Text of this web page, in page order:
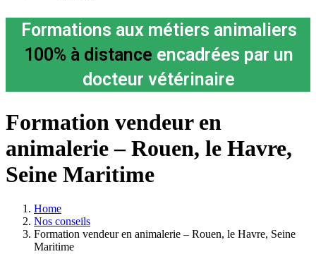
Formations aux métiers animaliers
100% à distance encadrées par un
docteur vétérinaire
Formation vendeur en
animalerie – Rouen, le Havre,
Seine Maritime
Home
Nos conseils
Formation vendeur en animalerie – Rouen, le Havre, Seine
Maritime